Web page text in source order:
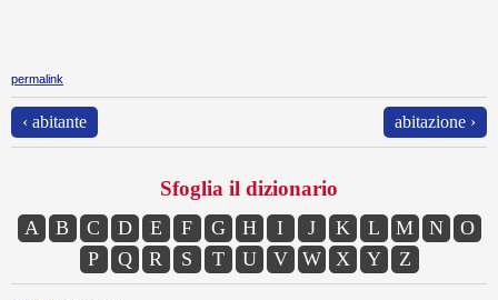
permalink
‹ abitante abitazione ›
Sfoglia il dizionario
A B C D E F G H I J K L M N
O
P
Q R S T U V W X Y Z